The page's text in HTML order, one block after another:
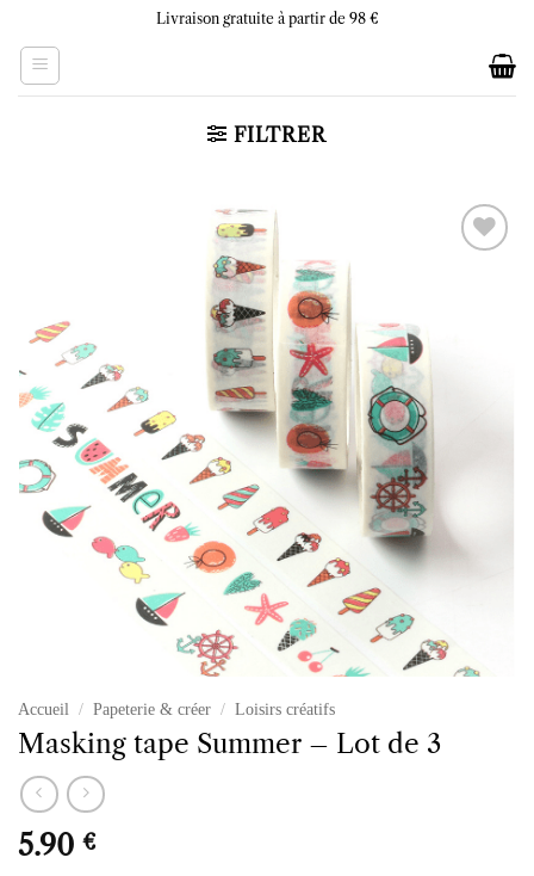
content
Livraison gratuite à partir de 98 €
FILTRER
Accueil / Papeterie & créer / Loisirs créatifs
Masking tape Summer – Lot de 3
5.90 €